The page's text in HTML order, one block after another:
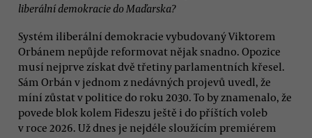
liberální demokracie do Maďarska?
Systém iliberální demokracie vybudovaný Viktorem
Orbánem nepůjde reformovat nějak snadno. Opozice
musí nejprve získat dvě třetiny parlamentních křesel.
Sám Orbán v jednom z nedávných projevů uvedl, že
míní zůstat v politice do roku 2030. To by znamenalo, že
povede blok kolem Fideszu ještě i do příštích voleb
v roce 2026. Už dnes je nejdéle sloužícím premiérem